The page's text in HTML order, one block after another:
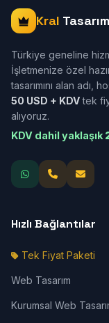
Kral Tasarım
Türkiye geneline
İşletmenize özel
tasarımını alan adı,
50 USD + KDVtek
alıyoruz.
KDV dahil yaklaşık
Hızlı Bağlantılar
Tek Fiyat Paketi
Web Tasarım
Kurumsal Web